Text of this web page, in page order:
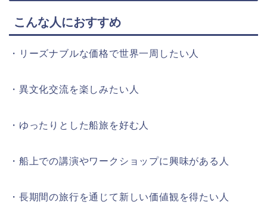
こんな人におすすめ
・リーズナブルな価格で世界一周したい人
・異文化交流を楽しみたい人
・ゆったりとした船旅を好む人
・船上での講演やワークショップに興味がある人
・長期間の旅行を通じて新しい価値観を得たい人